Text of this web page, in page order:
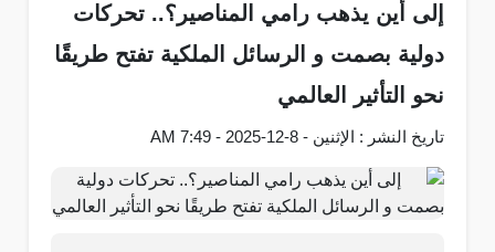
إلى أين يذهب رامي المناصير؟.. تحركات
دولية بصمت و الرسائل الملكية تفتح طريقًا
نحو التأثير العالمي
تاريخ النشر : الإثنين - 8-12-2025 - 7:49 AM